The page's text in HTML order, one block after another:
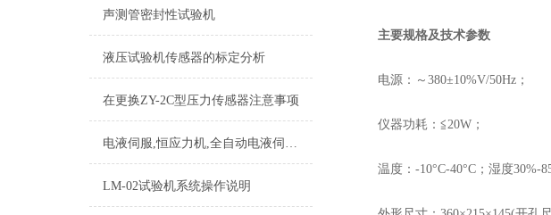
声测管密封性试验机
液压试验机传感器的标定分析
在更换ZY-2C型压力传感器注意事项
电液伺服,恒应力机,全自动电液伺服机测控系统,
LM-02试验机系统操作说明
主要规格及技术参数
电源：～380±10%V/50Hz；
仪器功耗：≦20W；
温度：-10°C-40°C；湿度30%-